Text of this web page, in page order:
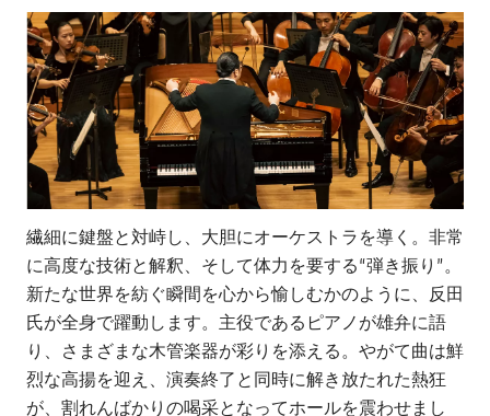
繊細に鍵盤と対峙し、大胆にオーケストラを導く。非常
に高度な技術と解釈、そして体力を要する“弾き振り”。
新たな世界を紡ぐ瞬間を心から愉しむかのように、反田
氏が全身で躍動します。主役であるピアノが雄弁に語
り、さまざまな木管楽器が彩りを添える。やがて曲は鮮
烈な高揚を迎え、演奏終了と同時に解き放たれた熱狂
が、割れんばかりの喝采となってホールを震わせまし